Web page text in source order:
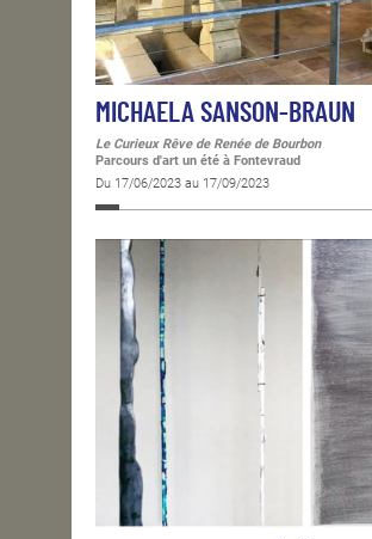
MICHAELA SANSON-BRAUN
Le Curieux Rêve de Renée de Bourbon
Parcours d'art un été à Fontevraud
Du 17/06/2023 au 17/09/2023